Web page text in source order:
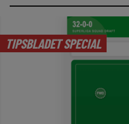
TIPSBLADET SPECIAL